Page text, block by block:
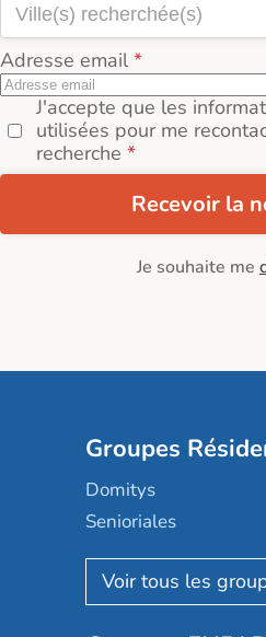
Adresse email
J'accepte que les
utilisées pour me
recherche
Recevoir la
Je souhaite me
Groupes
Domitys
Senioriales
Nohée
Les Résidentiels